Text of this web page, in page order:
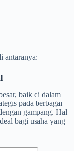
antaranya:
baik di dalam
pada berbagai
gampang. Hal
bagi usaha yang